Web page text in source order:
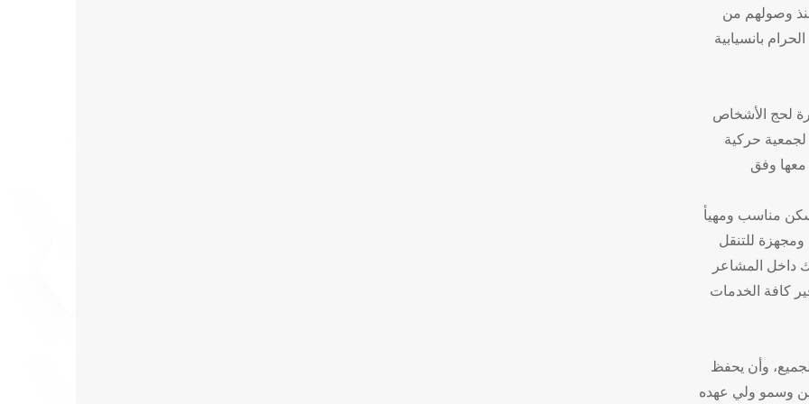
وصولهم من
بانسيابية
لحج الأشخاص
حركية
معها وفق
مناسب ومهيأ
للتنقل
داخل المشاعر
كافة الخدمات
وأن يحفظ
وسمو ولي عهده